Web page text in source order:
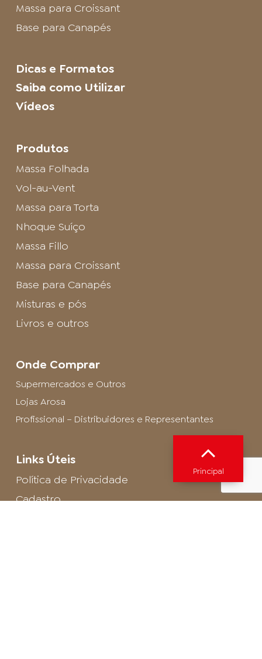
Massa para Croissant
Base para Canapés
Dicas e Formatos
Saiba como Utilizar
Vídeos
Produtos
Massa Folhada
Vol-au-Vent
Massa para Torta
Nhoque Suíço
Massa Fillo
Massa para Croissant
Base para Canapés
Misturas e pós
Livros e outros
Onde Comprar
Supermercados e Outros
Lojas Arosa
Profissional – Distribuidores e Representantes
Links Úteis
Política de Privacidade
Cadastro
Principal